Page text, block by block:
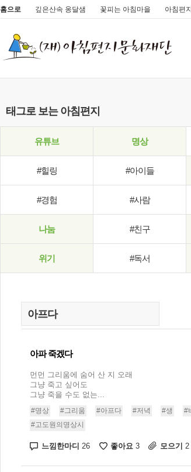
홈으로 깊은산속 옹달샘 꽃피는 아침마을 아침편
태그로 보는 아침편지
유튜브 명상
#힐링 #아이들
#경험 #사람
나눔 #친구
위기 #독서
아파 죽겠다
먼먼 그리움에 숨어 산 지 오래
그냥 죽고 싶어도
그냥 죽을 수도 없는...
#명상 #그리움 #아프다 #저녁 #생 #
#고도원의명상시
느낌한마디 26 좋아요 3 모으기 2